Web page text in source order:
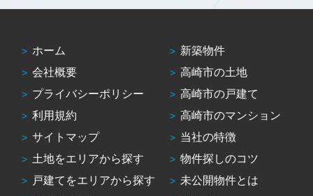
ホーム
会社概要
プライバシーポリシー
利用規約
サイトマップ
土地をエリアから探す
戸建てをエリアから探す
新築物件
高崎市の土地
高崎市の戸建て
高崎市のマンション
当社の特徴
物件探しのコツ
未公開物件とは